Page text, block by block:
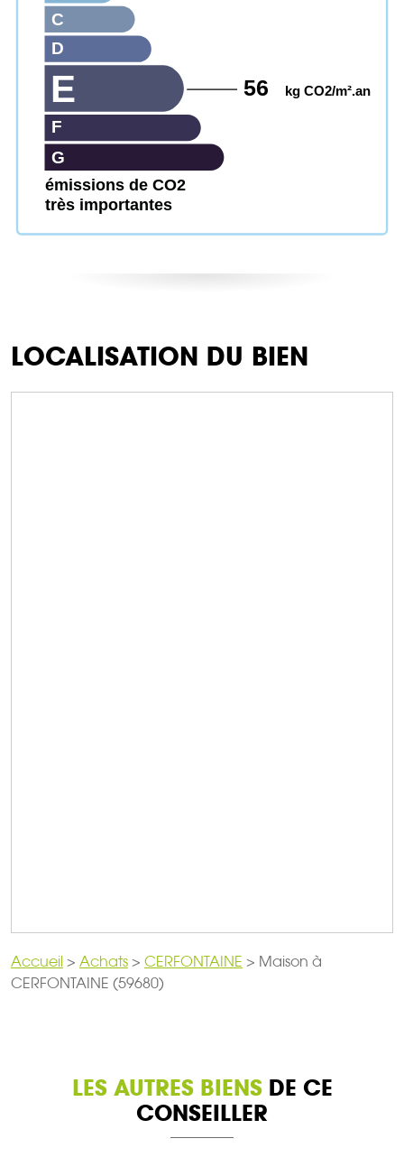
émissions de CO2
très importantes
G
F
E 56 kg CO2/m².an
D
C
LOCALISATION DU BIEN
Accueil > Achats > CERFONTAINE > Maison à
CERFONTAINE (59680)
LES AUTRES BIENSDE CE
CONSEILLER